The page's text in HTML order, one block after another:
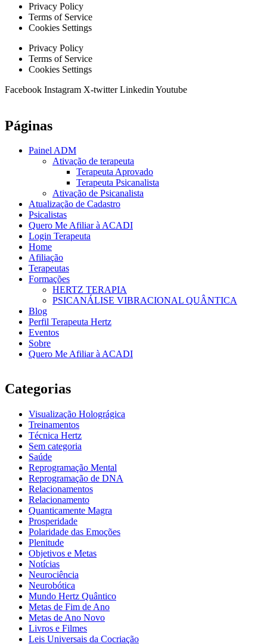
Privacy Policy
Terms of Service
Cookies Settings
Privacy Policy
Terms of Service
Cookies Settings
Facebook Instagram X-twitter Linkedin Youtube
Páginas
Painel ADM
Ativação de terapeuta
Terapeuta Aprovado
Terapeuta Psicanalista
Ativação de Psicanalista
Atualização de Cadastro
Psicalistas
Quero Me Afiliar à ACADI
Login Terapeuta
Home
Afiliação
Terapeutas
Formações
HERTZ TERAPIA
PSICANÁLISE VIBRACIONAL QUÂNTICA
Blog
Perfil Terapeuta Hertz
Eventos
Sobre
Quero Me Afiliar à ACADI
Categorias
Visualização Holográgica
Treinamentos
Técnica Hertz
Sem categoria
Saúde
Reprogramação Mental
Reprogramação de DNA
Relacionamentos
Relacionamento
Quanticamente Magra
Prosperidade
Polaridade das Emoções
Plenitude
Objetivos e Metas
Notícias
Neurociência
Neurobótica
Mundo Hertz Quântico
Metas de Fim de Ano
Metas de Ano Novo
Livros e Filmes
Leis Universais da Cocriação